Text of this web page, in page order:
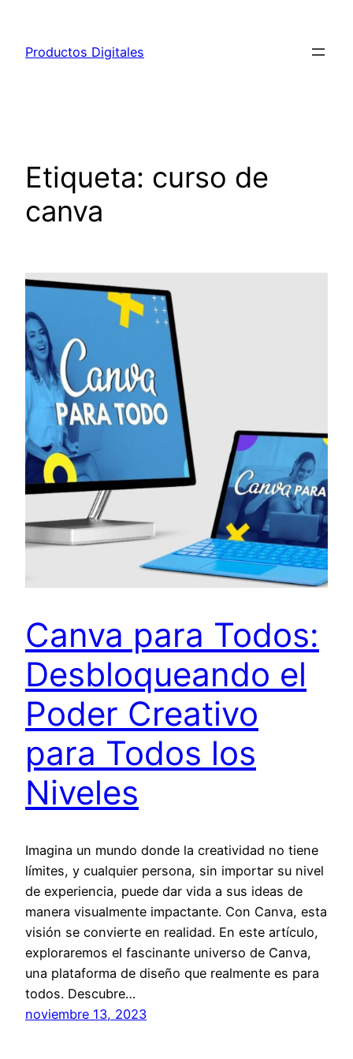
contenido
Productos Digitales
Etiqueta: curso de
canva
Canva para Todos:
Desbloqueando el
Poder Creativo
para Todos los
Niveles
Imagina un mundo donde la creatividad no tiene
límites, y cualquier persona, sin importar su nivel
de experiencia, puede dar vida a sus ideas de
manera visualmente impactante. Con Canva, esta
visión se convierte en realidad. En este artículo,
exploraremos el fascinante universo de Canva,
una plataforma de diseño que realmente es para
todos. Descubre…
noviembre 13, 2023